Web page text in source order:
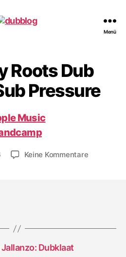
Menü
Roots Dub
Pressure
Music
Keine Kommentarezu
Dubklaat